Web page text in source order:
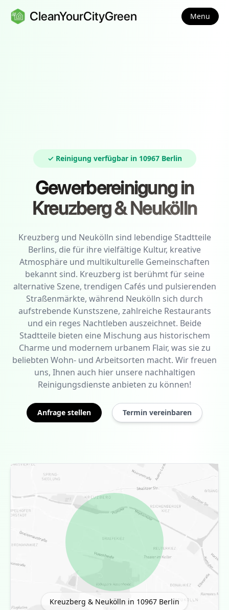
CleanYourCityGreen Menu
✓ Reinigung verfügbar in 10967 Berlin
Gewerbereinigung in
Kreuzberg & Neukölln
Kreuzberg und Neukölln sind lebendige Stadtteile
Berlins, die für ihre vielfältige Kultur, kreative
Atmosphäre und multikulturelle Gemeinschaften
bekannt sind. Kreuzberg ist berühmt für seine
alternative Szene, trendigen Cafés und pulsierenden
Straßenmärkte, während Neukölln sich durch
aufstrebende Kunstszene, zahlreiche Restaurants
und ein reges Nachtleben auszeichnet. Beide
Stadtteile bieten eine Mischung aus historischem
Charme und modernem urbanem Flair, was sie zu
beliebten Wohn- und Arbeitsorten macht. Wir freuen
uns, Ihnen auch hier unsere nachhaltigen
Reinigungsdienste anbieten zu können!
Anfrage stellen Termin vereinbaren
Kreuzberg & Neukölln in 10967 Berlin